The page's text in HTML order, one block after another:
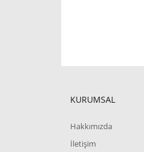
KURUMSAL
Hakkımızda
İletişim